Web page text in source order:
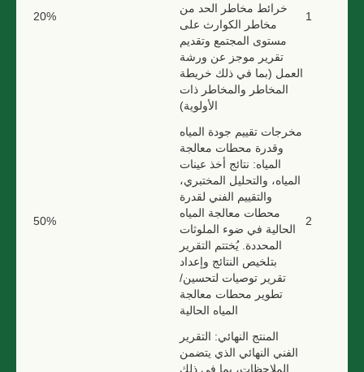
20%
خرائط مخاطر الحد من
مخاطر الكوارث على
مستوى المجتمع وتقديم
تقرير موجز عن ورشة
العمل (بما في ذلك خريطة
المخاطر والمخاطر ذات
الأولوية)
1
50%
مخرجات تقييم جودة المياه
وقدرة محطات معالجة
المياه: نتائج أخذ عينات
المياه، والتحليل المختبري،
والتقييم الفني لقدرة
محطات معالجة المياه
الحالية في ضوء الملوثات
المحددة. يُختتم التقرير
بتلخيص النتائج وإعداد
تقرير توصيات لتحسين/
تطوير محطات معالجة
المياه الحالية
2
المنتج النهائي: التقرير
الفني النهائي الذي يتضمن
الملاحظات، بما في ذلك